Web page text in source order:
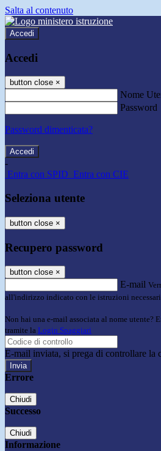
Salta al contenuto
Accedi
Accedi
button close ×
Nome
Password
Password dimenticata?
-
Entra con SPID Entra con CIE
Seleziona utente
button close ×
Recupero password
button close ×
E-mail
all'indirizzo indicato con le istruzioni
Non hai una e-mail associata al nome utente?
tramite la Login Spaggiari
E-mail inviata, si prega di controllare la
Errore
Chiudi
Successo
Chiudi
Informazione